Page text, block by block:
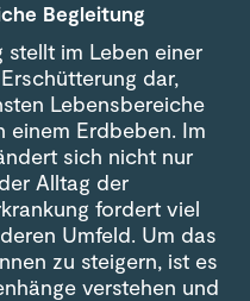
Begleitung
stellt im Leben einer
dar,
Lebensbereiche
Erdbeben. Im
sich nicht nur
Alltag der
fordert viel
Umfeld. Um das
zu steigern, ist es
verstehen und